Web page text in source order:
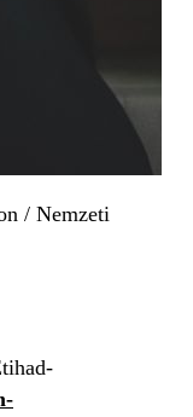
/ Nemzeti